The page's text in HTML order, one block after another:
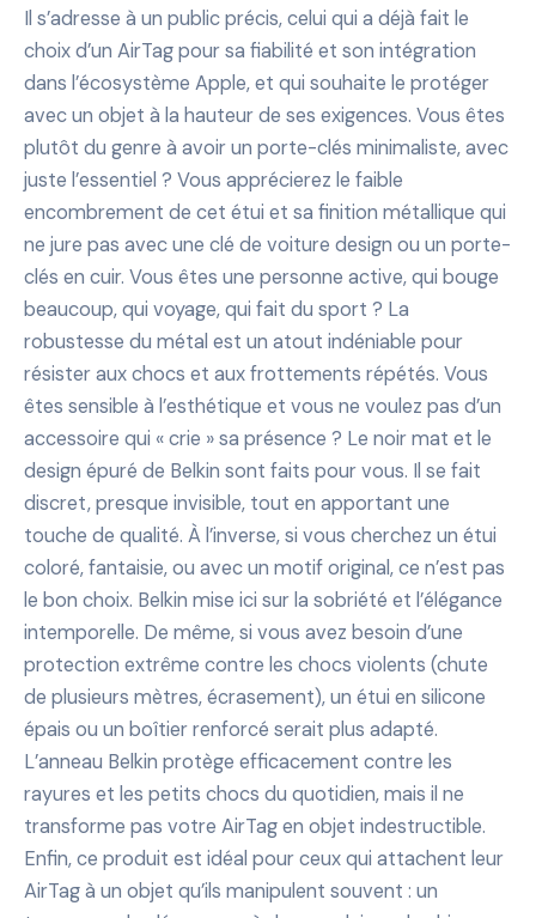
Il s’adresse à un public précis, celui qui a déjà fait le
choix d’un AirTag pour sa fiabilité et son intégration
dans l’écosystème Apple, et qui souhaite le protéger
avec un objet à la hauteur de ses exigences. Vous êtes
plutôt du genre à avoir un porte-clés minimaliste, avec
juste l’essentiel ? Vous apprécierez le faible
encombrement de cet étui et sa finition métallique qui
ne jure pas avec une clé de voiture design ou un porte-
clés en cuir. Vous êtes une personne active, qui bouge
beaucoup, qui voyage, qui fait du sport ? La
robustesse du métal est un atout indéniable pour
résister aux chocs et aux frottements répétés. Vous
êtes sensible à l’esthétique et vous ne voulez pas d’un
accessoire qui « crie » sa présence ? Le noir mat et le
design épuré de Belkin sont faits pour vous. Il se fait
discret, presque invisible, tout en apportant une
touche de qualité. À l’inverse, si vous cherchez un étui
coloré, fantaisie, ou avec un motif original, ce n’est pas
le bon choix. Belkin mise ici sur la sobriété et l’élégance
intemporelle. De même, si vous avez besoin d’une
protection extrême contre les chocs violents (chute
de plusieurs mètres, écrasement), un étui en silicone
épais ou un boîtier renforcé serait plus adapté.
L’anneau Belkin protège efficacement contre les
rayures et les petits chocs du quotidien, mais il ne
transforme pas votre AirTag en objet indestructible.
Enfin, ce produit est idéal pour ceux qui attachent leur
AirTag à un objet qu’ils manipulent souvent : un